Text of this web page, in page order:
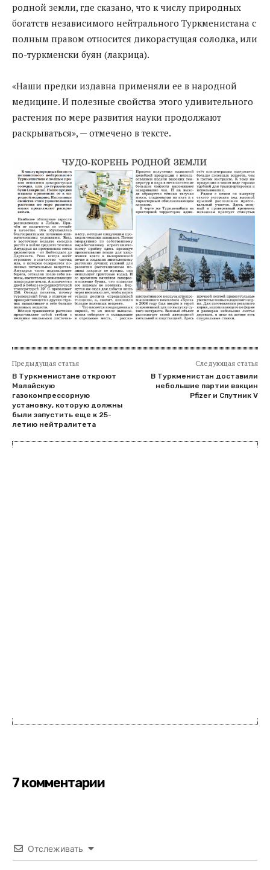
родной земли, где сказано, что к числу природных
богатств независимого нейтрального Туркменистана с
полным правом относится дикорастущая солодка, или
по-туркменски буян (лакрица).
«Наши предки издавна применяли ее в народной
медицине. И полезные свойства этого удивительного
растения по мере развития науки продолжают
раскрываться», — отмечено в тексте.
Предыдущая статья
В Туркменистане откроют
Малайскую
газокомпрессорную
установку, которую должны
были запустить еще к 25-
летию нейтралитета
Следующая статья
В Туркменистан доставили
небольшие партии вакцин
Pfizer и Спутник V
7 комментарии
Отслеживать